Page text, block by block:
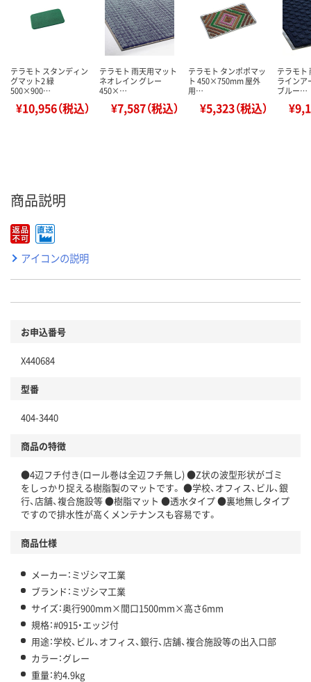
テラモト スタンディン
グマット2 緑
500×900…
¥10,956（税込）
テラモト 雨天用マット
ネオレイン グレー
450×…
¥7,587（税込）
テラモト タンポポマッ
ト 450×750mm 屋外
用…
¥5,323（税込）
テラモト
ラインア
ブルー…
商品説明
アイコンの説明
お申込番号
X440684
型番
404-3440
商品の特徴
●4辺フチ付き(ロール巻は全辺フチ無し) ●Z状の波型形状がゴミ
をしっかり捉える樹脂製のマットです。 ●学校、オフィス、ビル、銀
行、店舗、複合施設等 ●樹脂マット ●透水タイプ ●裏地無しタイプ
ですので排水性が高くメンテナンスも容易です。
商品仕様
メーカー：ミヅシマ工業
ブランド：ミヅシマ工業
サイズ：奥行900mm×間口1500mm×高さ6mm
規格：#0915・エッジ付
用途：学校、ビル、オフィス、銀行、店舗、複合施設等の出入口部
カラー：グレー
重量：約4.9kg